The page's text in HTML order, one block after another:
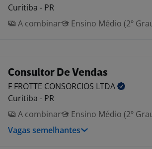
Curitiba - PR
A combinar
Ensino Médio (2º
Consultor De Vendas
F FROTTE CONSORCIOS LTDA
Curitiba - PR
A combinar
Ensino Médio (2º
Vagas semelhantes